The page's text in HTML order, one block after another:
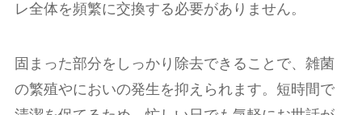
レ全体を頻繁に交換する必要がありません。
固まった部分をしっかり除去できることで、雑菌
の繁殖やにおいの発生を抑えられます。短時間で